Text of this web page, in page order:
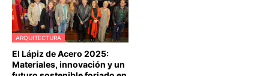
ARQUITECTURA
El Lápiz de Acero 2025:
Materiales, innovación y un